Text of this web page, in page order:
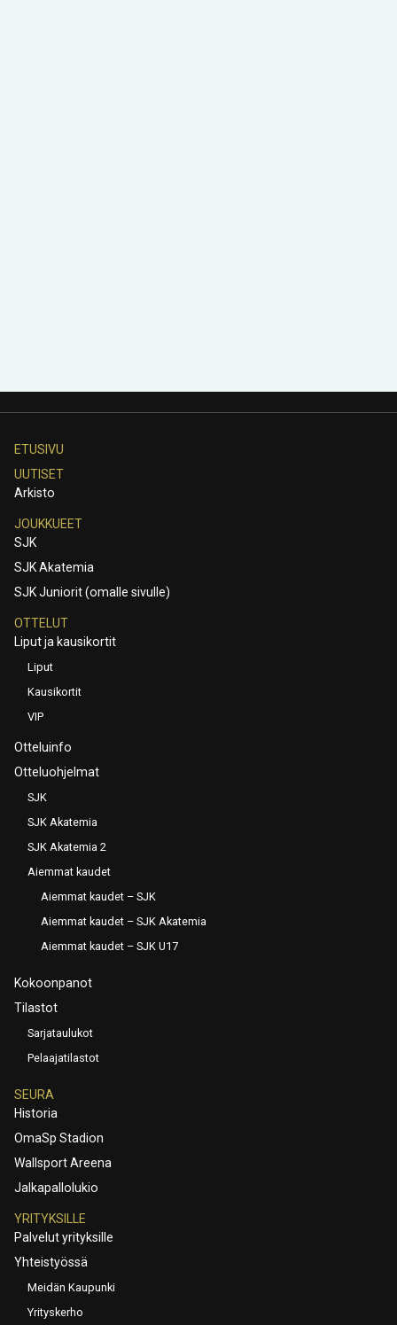
ETUSIVU
UUTISET
Arkisto
JOUKKUEET
SJK
SJK Akatemia
SJK Juniorit (omalle sivulle)
OTTELUT
Liput ja kausikortit
Liput
Kausikortit
VIP
Otteluinfo
Otteluohjelmat
SJK
SJK Akatemia
SJK Akatemia 2
Aiemmat kaudet
Aiemmat kaudet – SJK
Aiemmat kaudet – SJK Akatemia
Aiemmat kaudet – SJK U17
Kokoonpanot
Tilastot
Sarjataulukot
Pelaajatilastot
SEURA
Historia
OmaSp Stadion
Wallsport Areena
Jalkapallolukio
YRITYKSILLE
Palvelut yrityksille
Yhteistyössä
Meidän Kaupunki
Yrityskerho